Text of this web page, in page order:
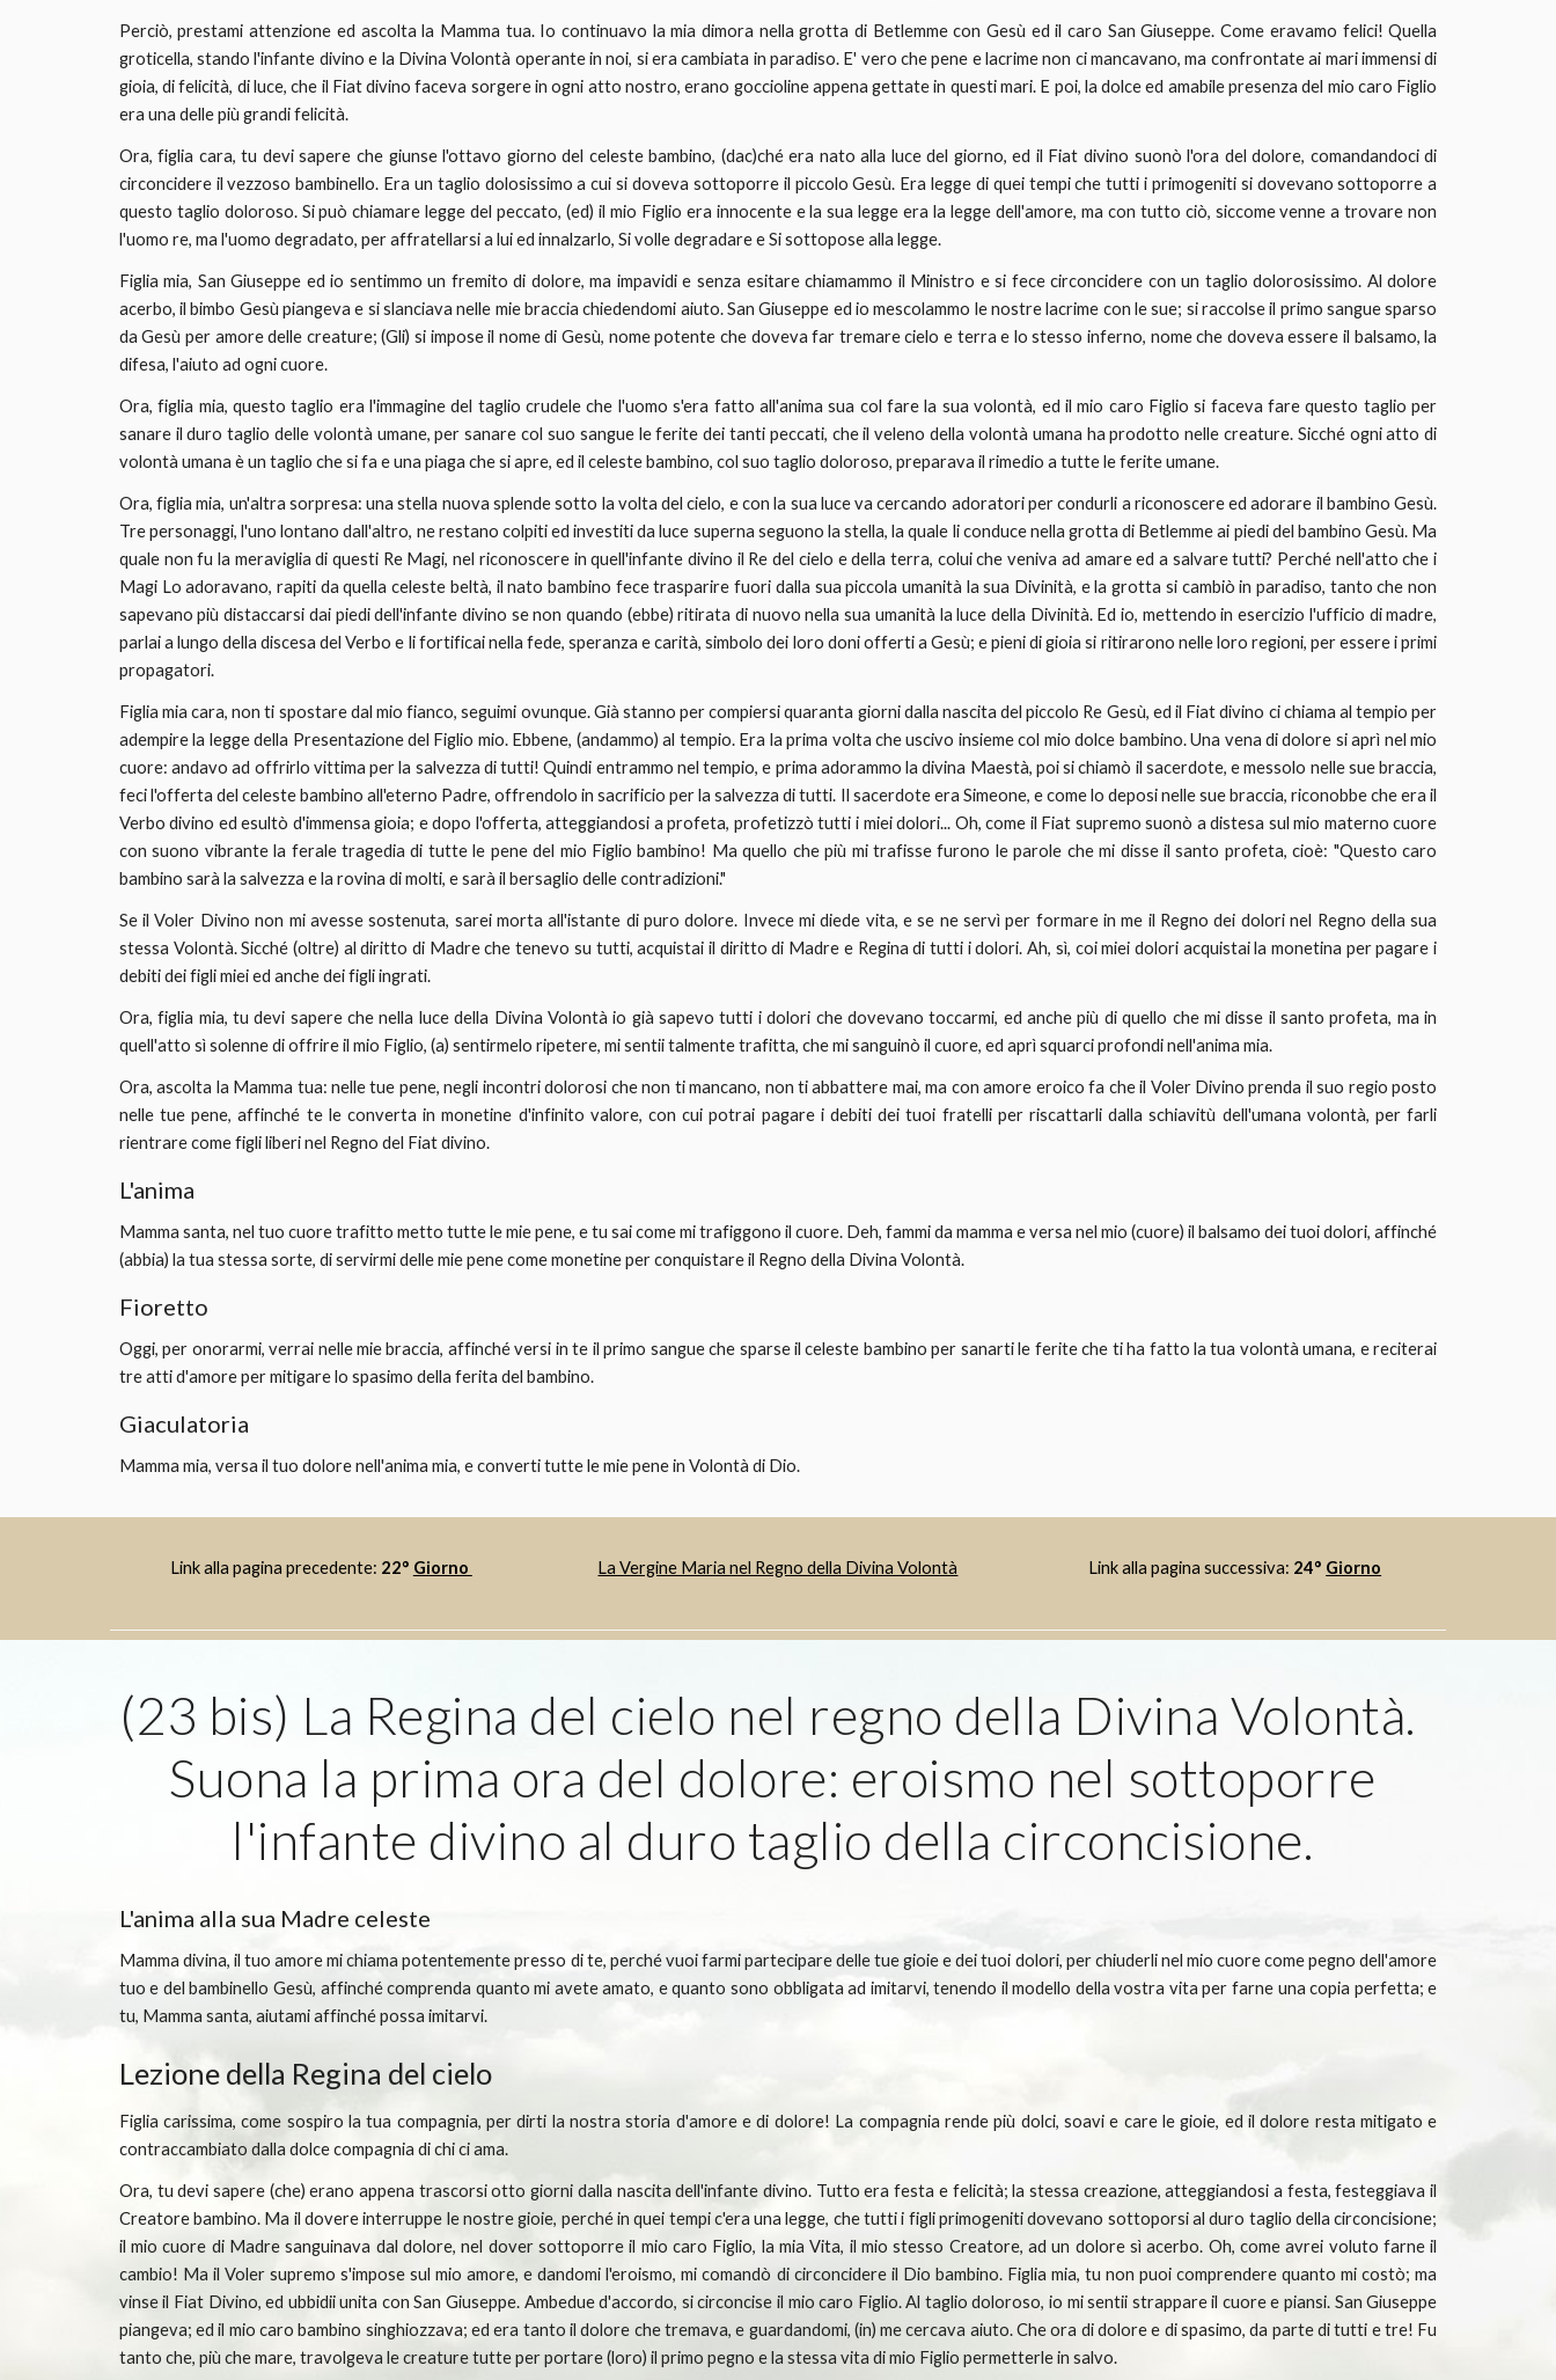
Perciò, prestami attenzione ed ascolta la Mamma tua. Io continuavo la mia dimora nella grotta di Betlemme con Gesù ed il caro San Giuseppe. Come eravamo felici! Quella
groticella, stando l'infante divino e la Divina Volontà operante in noi, si era cambiata in paradiso. E' vero che pene e lacrime non ci mancavano, ma confrontate ai mari immensi di
gioia, di felicità, di luce, che il Fiat divino faceva sorgere in ogni atto nostro, erano goccioline appena gettate in questi mari. E poi, la dolce ed amabile presenza del mio caro Figlio
era una delle più grandi felicità.
Ora, figlia cara, tu devi sapere che giunse l'ottavo giorno del celeste bambino, (dac)ché era nato alla luce del giorno, ed il Fiat divino suonò l'ora del dolore, comandandoci di
circoncidere il vezzoso bambinello. Era un taglio dolosissimo a cui si doveva sottoporre il piccolo Gesù. Era legge di quei tempi che tutti i primogeniti si dovevano sottoporre a
questo taglio doloroso. Si può chiamare legge del peccato, (ed) il mio Figlio era innocente e la sua legge era la legge dell'amore, ma con tutto ciò, siccome venne a trovare non
l'uomo re, ma l'uomo degradato, per affratellarsi a lui ed innalzarlo, Si volle degradare e Si sottopose alla legge.
Figlia mia, San Giuseppe ed io sentimmo un fremito di dolore, ma impavidi e senza esitare chiamammo il Ministro e si fece circoncidere con un taglio dolorosissimo. Al dolore
acerbo, il bimbo Gesù piangeva e si slanciava nelle mie braccia chiedendomi aiuto. San Giuseppe ed io mescolammo le nostre lacrime con le sue; si raccolse il primo sangue sparso
da Gesù per amore delle creature; (Gli) si impose il nome di Gesù, nome potente che doveva far tremare cielo e terra e lo stesso inferno, nome che doveva essere il balsamo, la
difesa, l'aiuto ad ogni cuore.
Ora, figlia mia, questo taglio era l'immagine del taglio crudele che l'uomo s'era fatto all'anima sua col fare la sua volontà, ed il mio caro Figlio si faceva fare questo taglio per
sanare il duro taglio delle volontà umane, per sanare col suo sangue le ferite dei tanti peccati, che il veleno della volontà umana ha prodotto nelle creature. Sicché ogni atto di
volontà umana è un taglio che si fa e una piaga che si apre, ed il celeste bambino, col suo taglio doloroso, preparava il rimedio a tutte le ferite umane.
Ora, figlia mia, un'altra sorpresa: una stella nuova splende sotto la volta del cielo, e con la sua luce va cercando adoratori per condurli a riconoscere ed adorare il bambino Gesù.
Tre personaggi, l'uno lontano dall'altro, ne restano colpiti ed investiti da luce superna seguono la stella, la quale li conduce nella grotta di Betlemme ai piedi del bambino Gesù. Ma
quale non fu la meraviglia di questi Re Magi, nel riconoscere in quell'infante divino il Re del cielo e della terra, colui che veniva ad amare ed a salvare tutti? Perché nell'atto che i
Magi Lo adoravano, rapiti da quella celeste beltà, il nato bambino fece trasparire fuori dalla sua piccola umanità la sua Divinità, e la grotta si cambiò in paradiso, tanto che non
sapevano più distaccarsi dai piedi dell'infante divino se non quando (ebbe) ritirata di nuovo nella sua umanità la luce della Divinità. Ed io, mettendo in esercizio l'ufficio di madre,
parlai a lungo della discesa del Verbo e li fortificai nella fede, speranza e carità, simbolo dei loro doni offerti a Gesù; e pieni di gioia si ritirarono nelle loro regioni, per essere i primi
propagatori.
Figlia mia cara, non ti spostare dal mio fianco, seguimi ovunque. Già stanno per compiersi quaranta giorni dalla nascita del piccolo Re Gesù, ed il Fiat divino ci chiama al tempio per
adempire la legge della Presentazione del Figlio mio. Ebbene, (andammo) al tempio. Era la prima volta che uscivo insieme col mio dolce bambino. Una vena di dolore si aprì nel mio
cuore: andavo ad offrirlo vittima per la salvezza di tutti! Quindi entrammo nel tempio, e prima adorammo la divina Maestà, poi si chiamò il sacerdote, e messolo nelle sue braccia,
feci l'offerta del celeste bambino all'eterno Padre, offrendolo in sacrificio per la salvezza di tutti. Il sacerdote era Simeone, e come lo deposi nelle sue braccia, riconobbe che era il
Verbo divino ed esultò d'immensa gioia; e dopo l'offerta, atteggiandosi a profeta, profetizzò tutti i miei dolori... Oh, come il Fiat supremo suonò a distesa sul mio materno cuore
con suono vibrante la ferale tragedia di tutte le pene del mio Figlio bambino! Ma quello che più mi trafisse furono le parole che mi disse il santo profeta, cioè: "Questo caro
bambino sarà la salvezza e la rovina di molti, e sarà il bersaglio delle contradizioni."
Se il Voler Divino non mi avesse sostenuta, sarei morta all'istante di puro dolore. Invece mi diede vita, e se ne servì per formare in me il Regno dei dolori nel Regno della sua
stessa Volontà. Sicché (oltre) al diritto di Madre che tenevo su tutti, acquistai il diritto di Madre e Regina di tutti i dolori. Ah, sì, coi miei dolori acquistai la monetina per pagare i
debiti dei figli miei ed anche dei figli ingrati.
Ora, figlia mia, tu devi sapere che nella luce della Divina Volontà io già sapevo tutti i dolori che dovevano toccarmi, ed anche più di quello che mi disse il santo profeta, ma in
quell'atto sì solenne di offrire il mio Figlio, (a) sentirmelo ripetere, mi sentii talmente trafitta, che mi sanguinò il cuore, ed aprì squarci profondi nell'anima mia.
Ora, ascolta la Mamma tua: nelle tue pene, negli incontri dolorosi che non ti mancano, non ti abbattere mai, ma con amore eroico fa che il Voler Divino prenda il suo regio posto
nelle tue pene, affinché te le converta in monetine d'infinito valore, con cui potrai pagare i debiti dei tuoi fratelli per riscattarli dalla schiavitù dell'umana volontà, per farli
rientrare come figli liberi nel Regno del Fiat divino.
L'anima
Mamma santa, nel tuo cuore trafitto metto tutte le mie pene, e tu sai come mi trafiggono il cuore. Deh, fammi da mamma e versa nel mio (cuore) il balsamo dei tuoi dolori, affinché
(abbia) la tua stessa sorte, di servirmi delle mie pene come monetine per conquistare il Regno della Divina Volontà.
Fioretto
Oggi, per onorarmi, verrai nelle mie braccia, affinché versi in te il primo sangue che sparse il celeste bambino per sanarti le ferite che ti ha fatto la tua volontà umana, e reciterai
tre atti d'amore per mitigare lo spasimo della ferita del bambino.
Giaculatoria
Mamma mia, versa il tuo dolore nell'anima mia, e converti tutte le mie pene in Volontà di Dio.
Link alla pagina precedente: 22° Giorno La Vergine Maria nel Regno della Divina Volontà Link alla pagina successiva: 24° Giorno
(23 bis) La Regina del cielo nel regno della Divina Volontà.
Suona la prima ora del dolore: eroismo nel sottoporre
l'infante divino al duro taglio della circoncisione.
L'anima alla sua Madre celeste
Mamma divina, il tuo amore mi chiama potentemente presso di te, perché vuoi farmi partecipare delle tue gioie e dei tuoi dolori, per chiuderli nel mio cuore come pegno dell'amore
tuo e del bambinello Gesù, affinché comprenda quanto mi avete amato, e quanto sono obbligata ad imitarvi, tenendo il modello della vostra vita per farne una copia perfetta; e
tu, Mamma santa, aiutami affinché possa imitarvi.
Lezione della Regina del cielo
Figlia carissima, come sospiro la tua compagnia, per dirti la nostra storia d'amore e di dolore! La compagnia rende più dolci, soavi e care le gioie, ed il dolore resta mitigato e
contraccambiato dalla dolce compagnia di chi ci ama.
Ora, tu devi sapere (che) erano appena trascorsi otto giorni dalla nascita dell'infante divino. Tutto era festa e felicità; la stessa creazione, atteggiandosi a festa, festeggiava il
Creatore bambino. Ma il dovere interruppe le nostre gioie, perché in quei tempi c'era una legge, che tutti i figli primogeniti dovevano sottoporsi al duro taglio della circoncisione;
il mio cuore di Madre sanguinava dal dolore, nel dover sottoporre il mio caro Figlio, la mia Vita, il mio stesso Creatore, ad un dolore sì acerbo. Oh, come avrei voluto farne il
cambio! Ma il Voler supremo s'impose sul mio amore, e dandomi l'eroismo, mi comandò di circoncidere il Dio bambino. Figlia mia, tu non puoi comprendere quanto mi costò; ma
vinse il Fiat Divino, ed ubbidii unita con San Giuseppe. Ambedue d'accordo, si circoncise il mio caro Figlio. Al taglio doloroso, io mi sentii strappare il cuore e piansi. San Giuseppe
piangeva; ed il mio caro bambino singhiozzava; ed era tanto il dolore che tremava, e guardandomi, (in) me cercava aiuto. Che ora di dolore e di spasimo, da parte di tutti e tre! Fu
tanto che, più che mare, travolgeva le creature tutte per portare (loro) il primo pegno e la stessa vita di mio Figlio permetterle in salvo.